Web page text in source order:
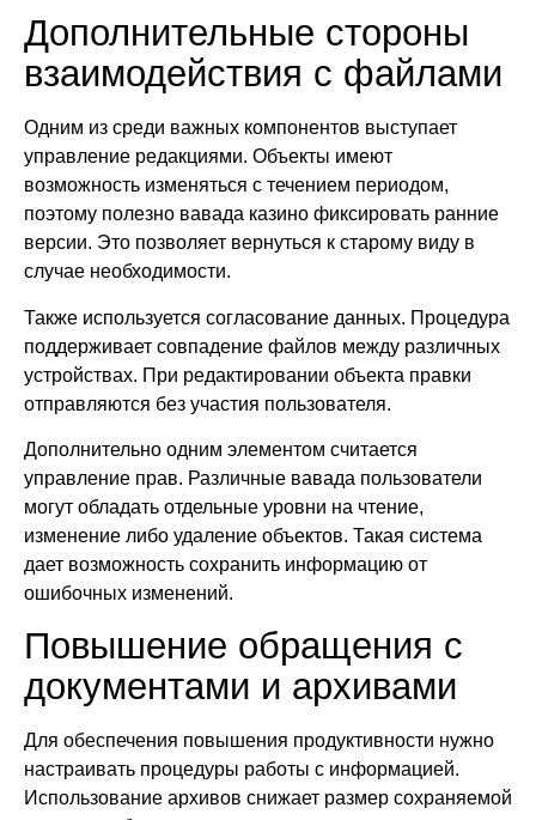
Дополнительные стороны
взаимодействия с файлами
Одним из среди важных компонентов выступает
управление редакциями. Объекты имеют
возможность изменяться с течением периодом,
поэтому полезно вавада казино фиксировать ранние
версии. Это позволяет вернуться к старому виду в
случае необходимости.
Также используется согласование данных. Процедура
поддерживает совпадение файлов между различных
устройствах. При редактировании объекта правки
отправляются без участия пользователя.
Дополнительно одним элементом считается
управление прав. Различные вавада пользователи
могут обладать отдельные уровни на чтение,
изменение либо удаление объектов. Такая система
дает возможность сохранить информацию от
ошибочных изменений.
Повышение обращения с
документами и архивами
Для обеспечения повышения продуктивности нужно
настраивать процедуры работы с информацией.
Использование архивов снижает размер сохраняемой